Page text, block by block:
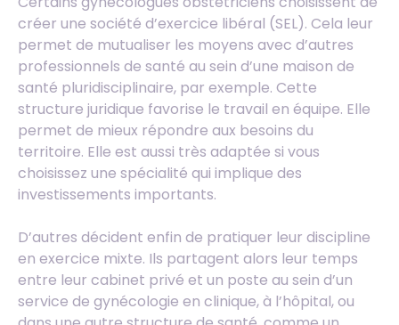
créer une société d’exercice libéral (SEL). Cela leur
permet de mutualiser les moyens avec d’autres
professionnels de santé au sein d’une maison de
santé pluridisciplinaire, par exemple. Cette
structure juridique favorise le travail en équipe. Elle
permet de mieux répondre aux besoins du
territoire. Elle est aussi très adaptée si vous
choisissez une spécialité qui implique des
investissements importants.
D’autres décident enfin de pratiquer leur discipline
en exercice mixte. Ils partagent alors leur temps
entre leur cabinet privé et un poste au sein d’un
service de gynécologie en clinique, à l’hôpital, ou